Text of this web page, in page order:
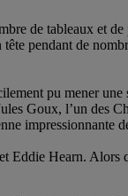
de tableaux et de
pendant de
pu mener une
Goux, l’un des
impressionnante
Eddie Hearn. Alors